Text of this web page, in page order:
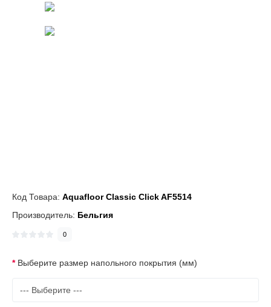
Код Товара: Aquafloor Classic Click AF5514
Производитель: Бельгия
0
Выберите размер напольного покрытия (мм)